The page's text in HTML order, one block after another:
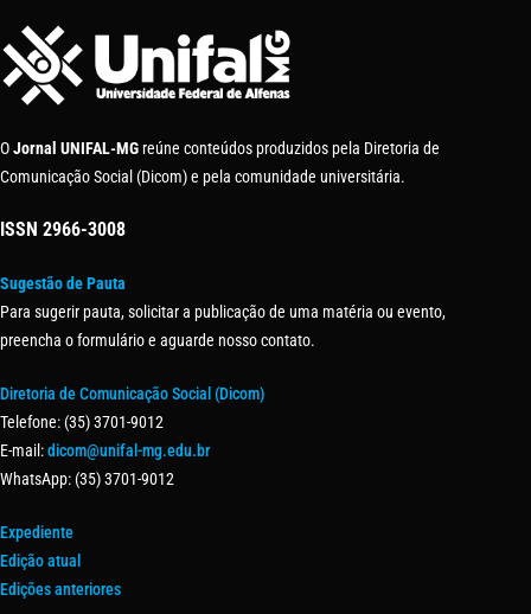
OJornal UNIFAL-MG reúne conteúdos produzidos pela Diretoria de
Comunicação Social (Dicom) e pela comunidade universitária.
ISSN 2966-3008
Sugestão de Pauta
Para sugerir pauta, solicitar a publicação de uma matéria ou evento,
preencha o formulário e aguarde nosso contato.
Diretoria de Comunicação Social (Dicom)
Telefone: (35) 3701-9012
E-mail:dicom@unifal-mg.edu.br
WhatsApp: (35) 3701-9012
Expediente
Edição atual
Edições anteriores